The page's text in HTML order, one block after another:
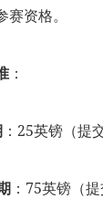
赛资格。
​：
：25英镑（提
：75英镑（